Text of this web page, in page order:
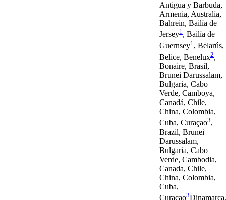
Antigua y Barbuda,
Armenia, Australia,
Bahrein, Bailía de
Jersey1, Bailía de
Guernsey1 , Belarús,
Belice, Benelux2,
Bonaire, Brasil,
Brunei Darussalam,
Bulgaria, Cabo
Verde, Camboya,
Canadá, Chile,
China, Colombia,
Cuba, Curaçao3,
Brazil, Brunei
Darussalam,
Bulgaria, Cabo
Verde, Cambodia,
Canada, Chile,
China, Colombia,
Cuba,
Curaçao3Dinamarca,